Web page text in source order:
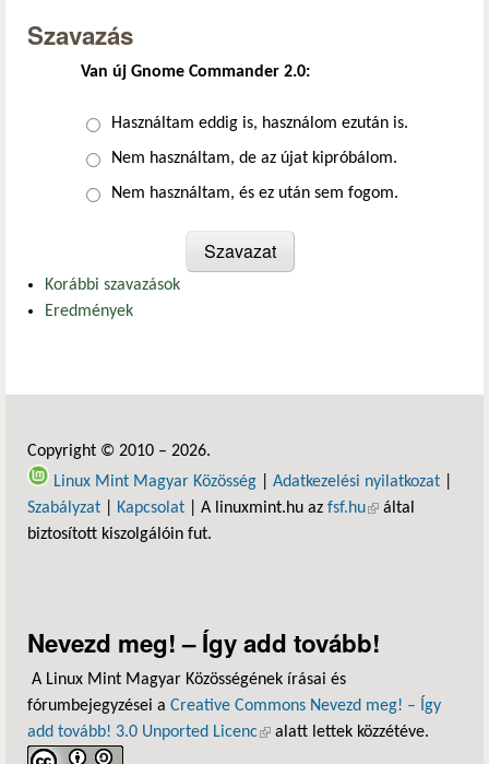
Szavazás
Van új Gnome Commander 2.0:
Választások
Használtam eddig is, használom ezután is.
Nem használtam, de az újat kipróbálom.
Nem használtam, és ez után sem fogom.
Korábbi szavazások
Eredmények
Copyright © 2010 – 2026.
Linux Mint Magyar Közösség
Adatkezelési nyilatkozat
Szabályzat
Kapcsolat | A linuxmint.hu az fsf.hu(külső hivatkozás)
által
biztosított kiszolgálóin fut.
Nevezd meg! – Így add tovább!
A Linux Mint Magyar Közösségének írásai és
fórumbejegyzései a Creative Commons Nevezd meg! – Így
add tovább! 3.0 Unported Licenc(külső hivatkozás)
alatt lettek közzétéve.